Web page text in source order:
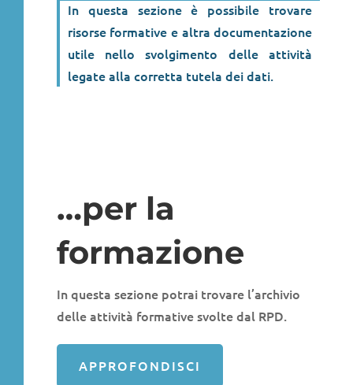
In questa sezione è possibile trovare
risorse formative e altra documentazione
utile nello svolgimento delle attività
legate alla corretta tutela dei dati.
…per la
formazione
In questa sezione potrai trovare l’archivio
delle attività formative svolte dal RPD.
APPROFONDISCI